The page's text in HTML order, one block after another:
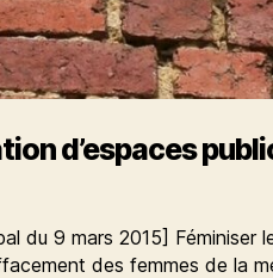
d’espaces
du 9 mars 2015] Féminiser
des femmes de la